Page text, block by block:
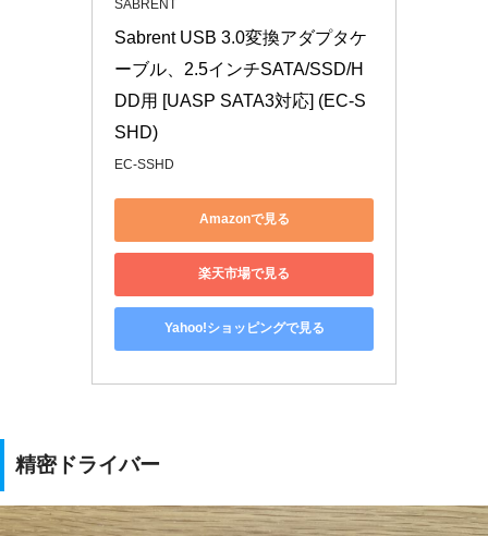
SABRENT
Sabrent USB 3.0変換アダプタケ
ーブル、2.5インチSATA/SSD/H
DD用 [UASP SATA3対応] (EC-S
SHD)
EC-SSHD
Amazonで見る
楽天市場で見る
Yahoo!ショッピングで見る
精密ドライバー